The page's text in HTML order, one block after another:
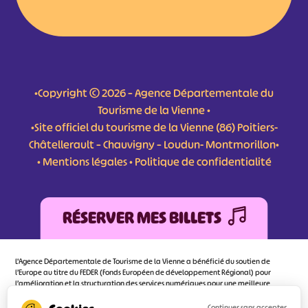
•Copyright © 2026 – Agence Départementale du
Tourisme de la Vienne •
•Site officiel du tourisme de la Vienne (86) Poitiers-
Châtellerault – Chauvigny – Loudun- Montmorillon•
•Mentions légales•Politique de confidentialité
RÉSERVER MES BILLETS
L'Agence Départementale de Tourisme de la Vienne a bénéficié du soutien de
l’Europe au titre du FEDER (Fonds Européen de développement Régional) pour
l’amélioration et la structuration des services numériques pour une meilleure
d’orienter au mieux le visiteur.